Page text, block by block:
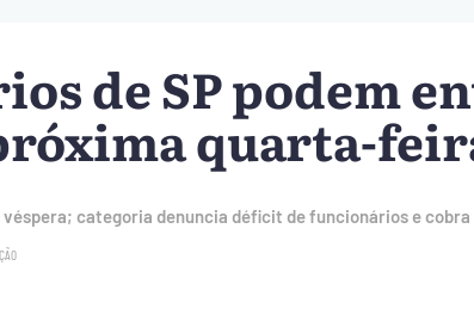
de SP podem
quarta-
categoria denuncia déficit de funcionários e cobra